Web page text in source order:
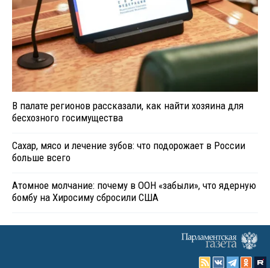
В палате регионов рассказали, как найти хозяина для
бесхозного госимущества
Сахар, мясо и лечение зубов: что подорожает в России
больше всего
Атомное молчание: почему в ООН «забыли», что ядерную
бомбу на Хиросиму сбросили США